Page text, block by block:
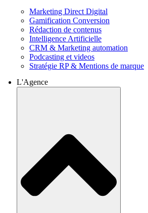
Marketing Direct Digital
Gamification Conversion
Rédaction de contenus
Intelligence Artificielle
CRM & Marketing automation
Podcasting et videos
Stratégie RP & Mentions de marque
L'Agence